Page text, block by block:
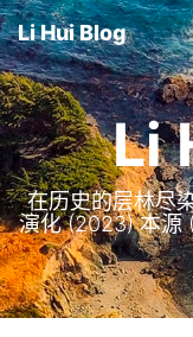
Li Hui Blog
Li
在历史的层林尽
演化 (2023) 本源